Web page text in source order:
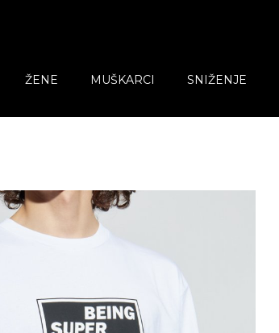
ŽENE MUŠKARCI SNIŽENJE